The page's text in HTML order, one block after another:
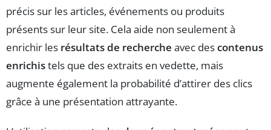
précis sur les articles, événements ou produits
présents sur leur site. Cela aide non seulement à
enrichir les résultats de recherche avec descontenus
enrichistels que des extraits en vedette, mais
augmente également la probabilité d’attirer des clics
grâce à une présentation attrayante.